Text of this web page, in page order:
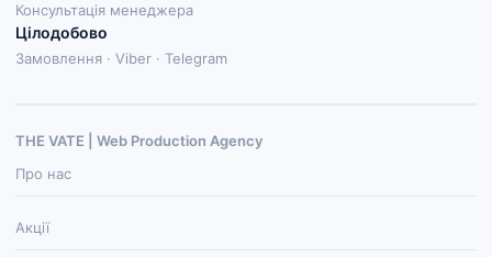
Консультація менеджера
Цілодобово
Замовлення · Viber · Telegram
THE VATE | Web Production Agenсy
Про нас
Акції